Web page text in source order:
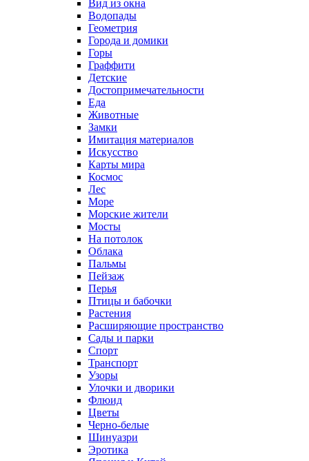
Вид из окна
Водопады
Геометрия
Города и домики
Горы
Граффити
Детские
Достопримечательности
Еда
Животные
Замки
Имитация материалов
Искусство
Карты мира
Космос
Лес
Море
Морские жители
Мосты
На потолок
Облака
Пальмы
Пейзаж
Перья
Птицы и бабочки
Растения
Расширяющие пространство
Сады и парки
Спорт
Транспорт
Узоры
Улочки и дворики
Флюид
Цветы
Черно-белые
Шинуазри
Эротика